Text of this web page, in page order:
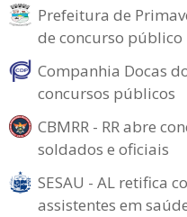
Prefeitura de
de concurso público
Companhia Docas
concursos públicos
CBMRR - RR abre
soldados e oficiais
SESAU - AL retifica
assistentes em